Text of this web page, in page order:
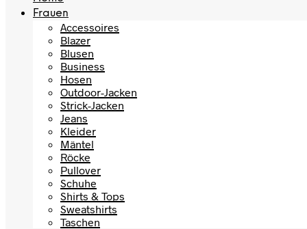
Frauen
Accessoires
Blazer
Blusen
Business
Hosen
Outdoor-Jacken
Strick-Jacken
Jeans
Kleider
Mäntel
Röcke
Pullover
Schuhe
Shirts & Tops
Sweatshirts
Taschen